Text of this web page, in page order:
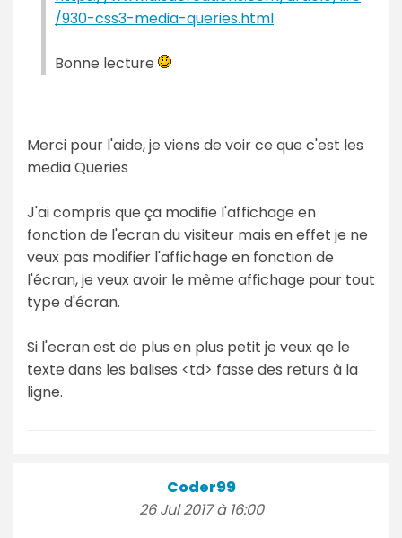
/930-css3-media-queries.html
Bonne lecture
Merci pour l'aide, je viens de voir ce que c'est les
media Queries
J'ai compris que ça modifie l'affichage en
fonction de l'ecran du visiteur mais en effet je ne
veux pas modifier l'affichage en fonction de
l'écran, je veux avoir le même affichage pour tout
type d'écran.
Si l'ecran est de plus en plus petit je veux qe le
texte dans les balises <td> fasse des returs à la
ligne.
Coder99
26 Jul 2017 à 16:00